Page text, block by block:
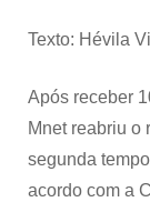
Texto: Hévila
Após receber
Mnet reabriu o
segunda
acordo com a